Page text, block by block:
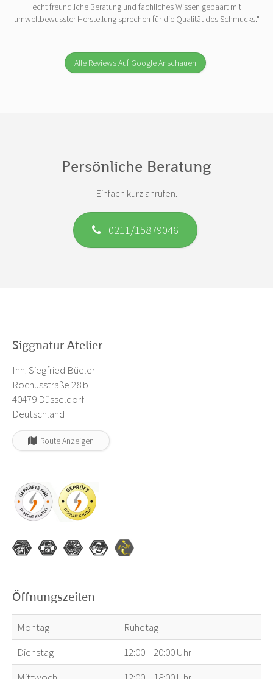
echt freundliche Beratung und fachliches Wissen gepaart mit
umweltbewusster Herstellung sprechen für die Qualität des Schmucks."
Alle Reviews Auf Google Anschauen
Persönliche Beratung
Einfach kurz anrufen.
0211/15879046
Siggnatur Atelier
Inh. Siegfried Büeler
Rochusstraße 28 b
40479 Düsseldorf
Deutschland
Route Anzeigen
Öffnungszeiten
Montag
Ruhetag
Dienstag
12:00 – 20:00 Uhr